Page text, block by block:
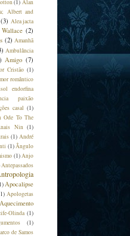
(1) Alan
Albert and
(3) Alea jacta
(2)
(2) Amanhã
Ambulância
Amigo (7)
Cristão (1)
romântico
endorfina
paixão
casal (1)
Ode To The
Nin (1)
(1) André
(1)Ângulo
(1)Anjo
Antepassados
Apocalipse
Apologetas
Aquecimento
Olinda (1)
(1)
de Samos